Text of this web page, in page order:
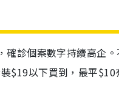
診個案數字持續高企
$19以下買到，最平